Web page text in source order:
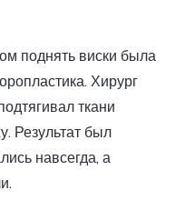
поднять виски была
Хирург
ткани
Результат был
навсегда, а